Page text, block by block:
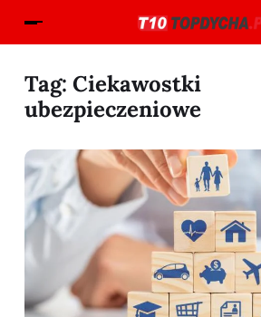
Tag: Ciekawostki
ubezpieczeniowe